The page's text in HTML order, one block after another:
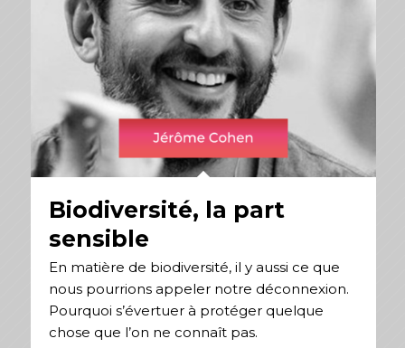
Biodiversité, la part
sensible
En matière de biodiversité, il y aussi ce que
nous pourrions appeler notre déconnexion.
Pourquoi s’évertuer à protéger quelque
chose que l’on ne connaît pas.